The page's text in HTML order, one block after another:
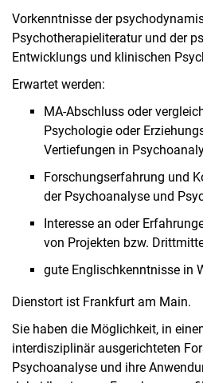
Vorkenntnisse der
Psychotherapieliteratur und der
Entwicklungs­ und klinischen
Erwartet werden:
MA-Abschluss oder
Psychologie oder
Vertiefungen in
Forschungserfahrung und
der Psychoanalyse und
Interesse an oder
von Projekten bzw.
gute Englischkenntnisse in
Dienstort ist Frankfurt am Main.
Sie haben die Möglichkeit, in
interdisziplinär ausgerichteten
Psychoanalyse und ihre